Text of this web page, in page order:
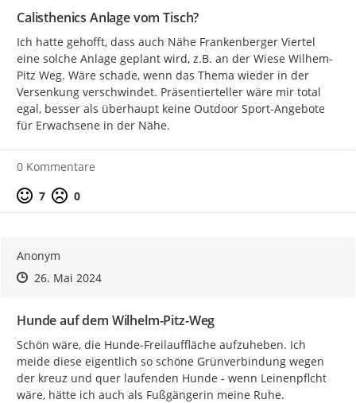
Calisthenics Anlage vom Tisch?
Ich hatte gehofft, dass auch Nähe Frankenberger Viertel
eine solche Anlage geplant wird, z.B. an der Wiese Wilhem-
Pitz Weg. Wäre schade, wenn das Thema wieder in der
Versenkung verschwindet. Präsentierteller wäre mir total
egal, besser als überhaupt keine Outdoor Sport-Angebote
für Erwachsene in der Nähe.
0 Kommentare
Positive Bewertung
7 Negative Bewertung
0
Anonym
Zeitpunkt des Erstellens
Zeitpunkt des Erstellens
26. Mai 2024Zur Äußerung
Hunde auf dem Wilhelm-Pitz-Weg
Schön wäre, die Hunde-Freilauffläche aufzuheben. Ich
meide diese eigentlich so schöne Grünverbindung wegen
der kreuz und quer laufenden Hunde - wenn Leinenpflcht
wäre, hätte ich auch als Fußgängerin meine Ruhe.